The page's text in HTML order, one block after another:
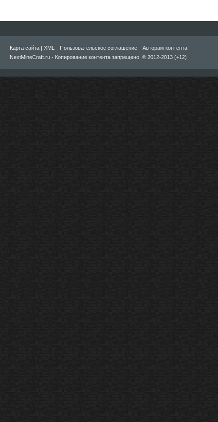
Карта сайта | XML Пользовательское соглашение
Авторам контента
NextMineCraft.ru - Копирование контента запрещено. © 2012-2013 (+12)